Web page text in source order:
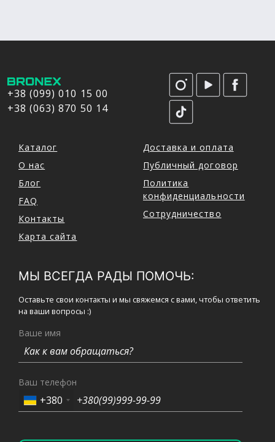
+38 (099) 010 15 00
+38 (063) 870 50 14
Каталог
О нас
Блог
FAQ
Контакты
Карта сайта
Доставка и оплата
Публичный договор
Политика
конфиденциальности
Сотрудничество
МЫ ВСЕГДА РАДЫ ПОМОЧЬ:
Оставьте свои контакты и мы свяжемся с вами, чтобы ответить
на ваши вопросы :)
Ваше имя
Ваш телефон
+380